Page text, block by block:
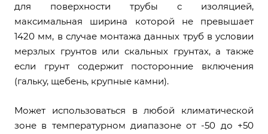
для поверхности трубы с изоляцией,
максимальная ширина которой не превышает
1420 мм, в случае монтажа данных труб в условии
мерзлых грунтов или скальных грунтах, а также
если грунт содержит посторонние включения
(гальку, щебень, крупные камни).
Может использоваться в любой климатической
зоне в температурном диапазоне от -50 до +50